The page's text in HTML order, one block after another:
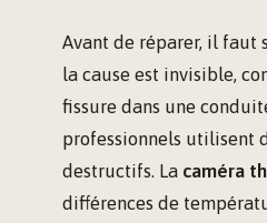
Avant de réparer, il faut
la cause est invisible,
fissure dans une
professionnels utilisent
destructifs. La caméra
différences de